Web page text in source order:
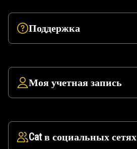
Поддержка
Моя учетная запись
Cat в социальных сетях